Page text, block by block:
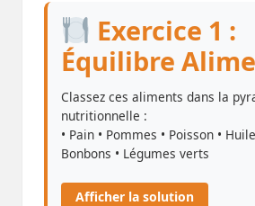
Exercice 1 :
Équilibre
Classez ces aliments dans la
nutritionnelle :
• Pain • Pommes • Poisson •
Bonbons • Légumes verts
Afficher la solution